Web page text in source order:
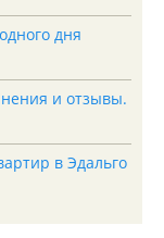
дня
и отзывы.
в Эдальго